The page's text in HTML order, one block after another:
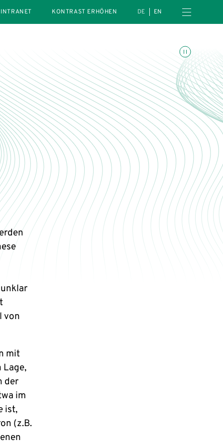
INTRANET
KONTRAST ERHÖHEN DE EN Menü öffnen
Animationen umschalten
von
mit
Lage,
der
im
ist,
(z.B.